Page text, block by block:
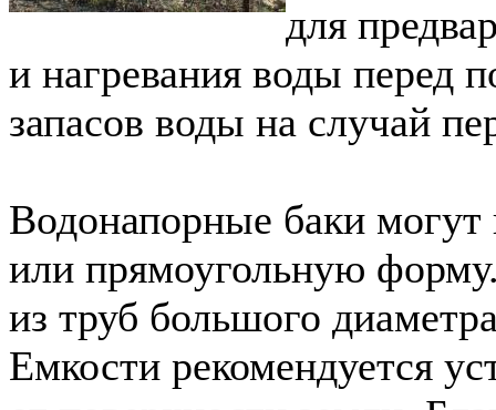
для
и нагревания воды перед
запасов воды на случай
Водонапорные баки
или прямоугольную
из труб большого
Емкости рекомендуется